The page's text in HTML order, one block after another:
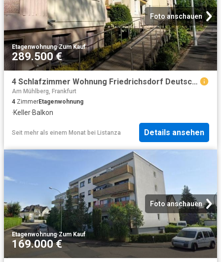
Foto anschauen
Etagenwohnung·Zum Kauf
289.500 €
4 Schlafzimmer Wohnung Friedrichsdorf Deutschland 102702762
Am Mühlberg, Frankfurt
4 ZimmerEtagenwohnung
·Keller·Balkon
Seit mehr als einem Monat bei Listanza Details ansehen
Foto anschauen
Etagenwohnung·Zum Kauf
169.000 €